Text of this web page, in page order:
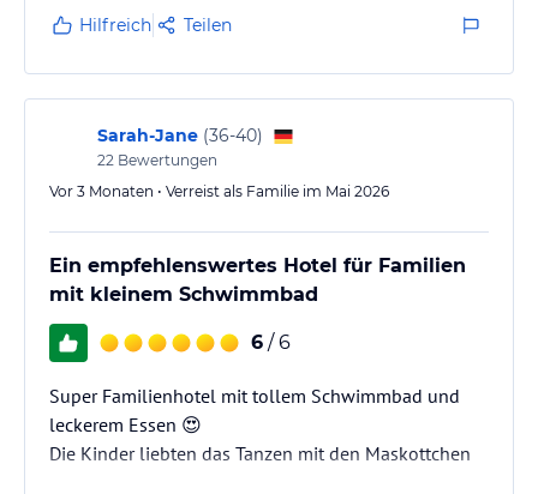
Freundlichkeit verwöhnt uns mit allem was dazu
gehört. Die ganztägige Verpflegung mit der
Vielfältigkeit und den erstklassigen Angeboten
haben "Sterne-Qualität". Dies Alles hat dieses Hotel zu
unserer "zweiten Heimat" werden…
Hilfreich Teilen
Sarah-Jane (36-40)
22 Bewertungen
Vor 3 Monaten • Verreist als Familie im Mai 2026
Ein empfehlenswertes Hotel für Familien
mit kleinem Schwimmbad
6 / 6
Super Familienhotel mit tollem Schwimmbad und
leckerem Essen 😍
Die Kinder liebten das Tanzen mit den Maskottchen